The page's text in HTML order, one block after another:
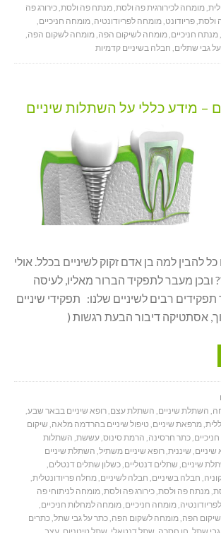
,מומחה לכירורגית פה ולסת,מנתח פה ולסת,כירורג פה
ולסת,פריודונט,מומחה לפריודונטיה,מומחה חניכיים,
,מנתח חניכיים,מומחה לשיקום הפה,מומחה לשקום הפה,
גבי שתלים, חבלה בשיניים קדמיות
– מידע כללי על השתלות שיניים
להבין למה בן אדם זקוק לשיניים בכלל. אולי
ובכן מעבר לתפקיד הברור מאליו, לעיסה
תפקידים רבים לשיניים שלנו: תפקידי שיניים
אסתטיקה דיבור הבעת רגשות (
, השתלת שיניים, השתלת עצם,רופא שיניים בבאר שבע,
,מרפאת שיניים, טיפול שיניים בהרדמה מלאה, שיקום
,כתר חרסינה, הרמת סינוס,עששת, השתלות
שיניים, שיננית,רופא שיניים משתיל, השתלת שיניים
שיניים, שתלים דנטליים,כשלון שתלים דנטלים,
, חבלה בשיניים, חבלה לשיניים,מחלה פריודונטלית,
,מנתח פה ולסת,כירורג פה ולסת,מומחה לניתוחי פה
,מומחה חניכיים,מומחה למחלות חניכיים,
הפה,מומחה לשקום הפה,כתר על גבי שתל,כתרים